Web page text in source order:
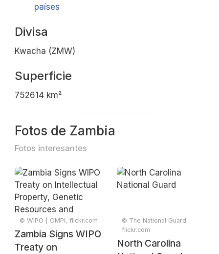
países
Divisa
Kwacha (ZMW)
Superficie
752614 km²
Fotos de Zambia
Fotos interesantes
© WIPO | OMPI, flickr.com
Zambia Signs WIPO
Treaty on
© The National Guard,
flickr.com
North Carolina